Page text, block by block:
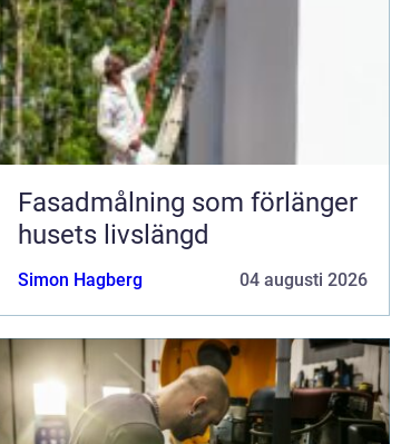
Fasadmålning som förlänger
husets livslängd
Simon Hagberg 04 augusti 2026